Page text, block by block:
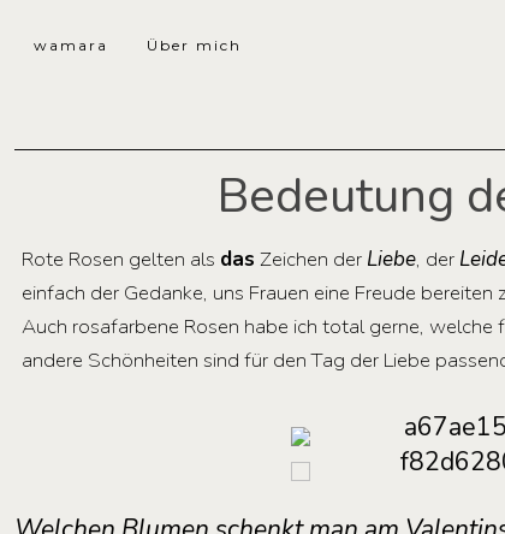
wamara Über mich
Bedeutung
Rote Rosen gelten als das Zeichen der Liebe, der
einfach der Gedanke, uns Frauen eine Freude
Auch rosafarbene Rosen habe ich total gerne, welche
andere Schönheiten sind für den Tag der Liebe